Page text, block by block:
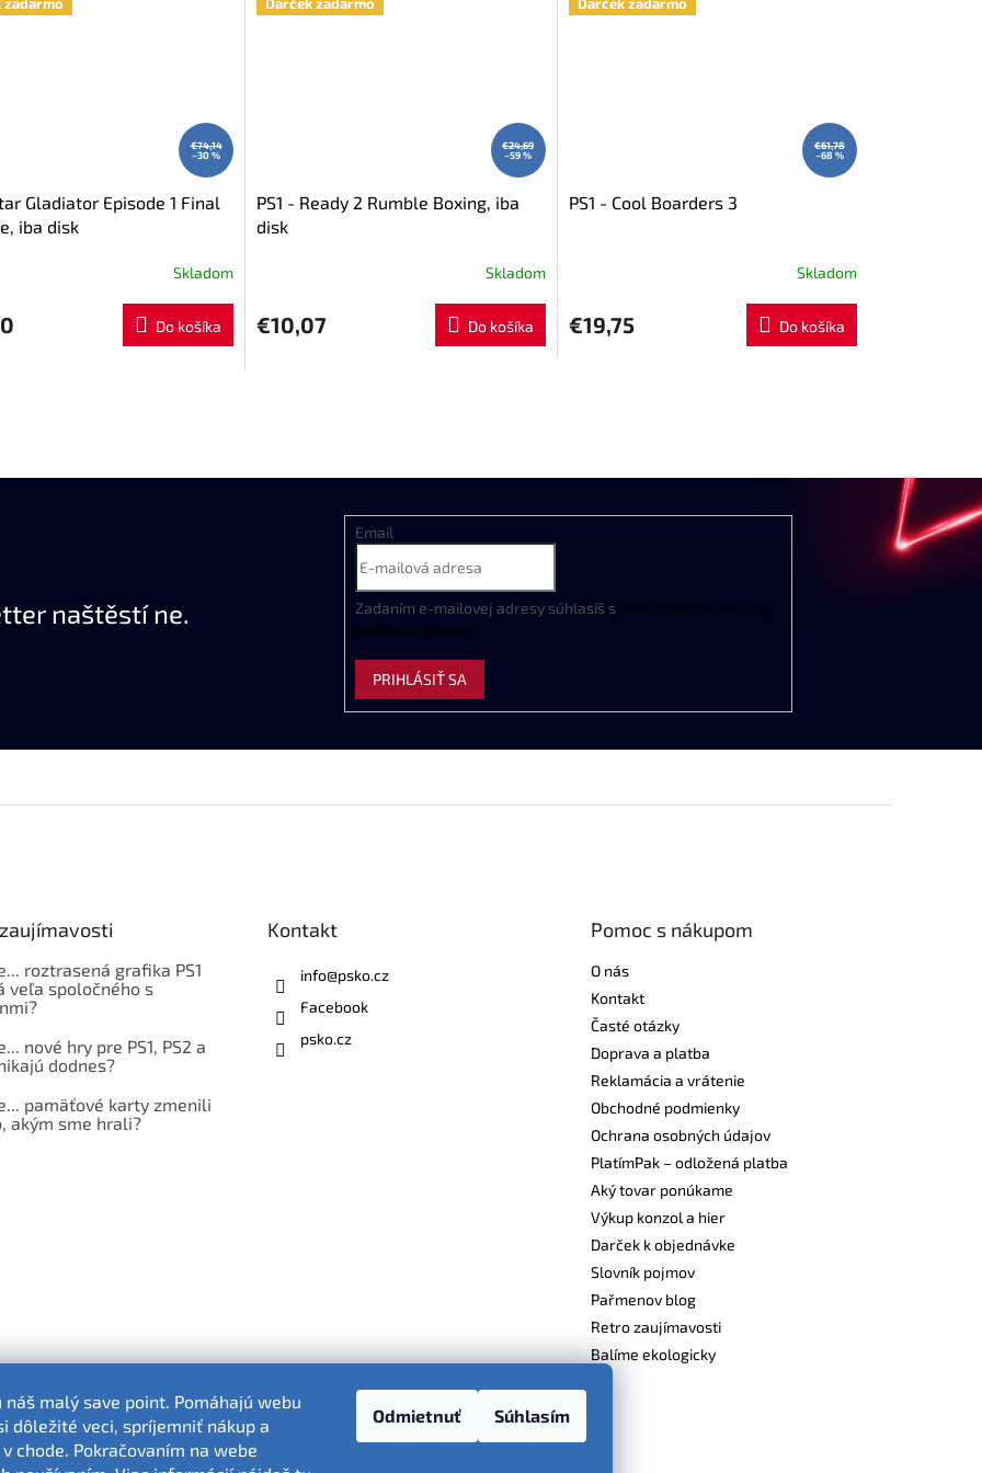
náš malý save point. Pomáhajú webu
dôležité veci, spríjemniť nákup a
chode. Pokračovaním na webe
Odmietnuť Súhlasím
€74,14
–30 %
Gladiator Episode 1 Final
iba disk
Skladom
Do košíka
€24,69
–59 %
PS1 - Ready 2 Rumble Boxing, iba
disk
Skladom
€10,07 Do košíka
€61,78
–68 %
PS1 - Cool Boarders 3
Skladom
€19,75 Do košíka
naštěstí ne.
Email
Zadaním e-mailovej adresy súhlasíš s podmienkami ochrany
osobných údajov
PRIHLÁSIŤ SA
roztrasená grafika PS1
veľa spoločného s
nové hry pre PS1, PS2 a
dodnes?
pamäťové karty zmenili
akým sme hrali?
Kontakt
info@psko.cz
Facebook
psko.cz
Pomoc s nákupom
O nás
Kontakt
Časté otázky
Doprava a platba
Reklamácia a vrátenie
Obchodné podmienky
Ochrana osobných údajov
PlatímPak – odložená platba
Aký tovar ponúkame
Výkup konzol a hier
Darček k objednávke
Slovník pojmov
Pařmenov blog
Retro zaujímavosti
Balíme ekologicky
Fotografie produktov sú ilustračné.